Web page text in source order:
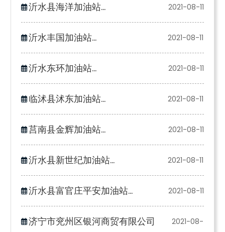
沂水县海洋加油站... 2021-08-11
沂水丰国加油站... 2021-08-11
沂水东环加油站... 2021-08-11
临沭县沭东加油站... 2021-08-11
莒南县金辉加油站... 2021-08-11
沂水县新世纪加油站... 2021-08-11
沂水县富官庄平安加油站... 2021-08-11
济宁市兖州区银河商贸有限公司 2021-08-